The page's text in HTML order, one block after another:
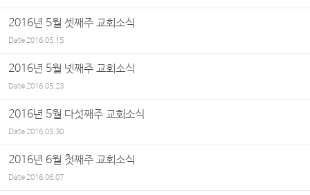
2016년 5월 셋째주 교회소식
Date2016.05.15
2016년 5월 넷째주 교회소식
Date2016.05.23
2016년 5월 다섯째주 교회소식
Date2016.05.30
2016년 6월 첫째주 교회소식
Date2016.06.07